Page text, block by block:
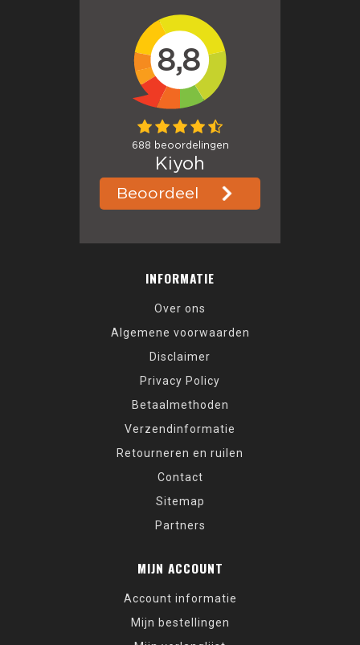
INFORMATIE
Over ons
Algemene voorwaarden
Disclaimer
Privacy Policy
Betaalmethoden
Verzendinformatie
Retourneren en ruilen
Contact
Sitemap
Partners
MIJN ACCOUNT
Account informatie
Mijn bestellingen